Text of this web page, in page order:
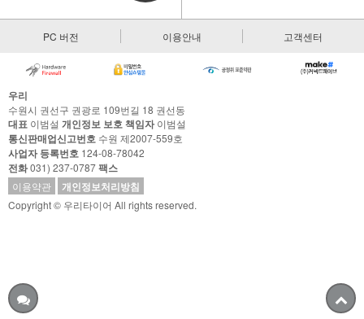
PC 버전 이용안내 고객센터
우리
수원시 권선구 권광로 109번길 18 권선동
대표 이범설 개인정보 보호 책임자이범설
통신판매업신고번호 수원 제2007-559호
사업자 등록번호 124-08-78042
전화031) 237-0787팩스
이용약관 개인정보처리방침
Copyright © 우리타이어 All rights reserved.